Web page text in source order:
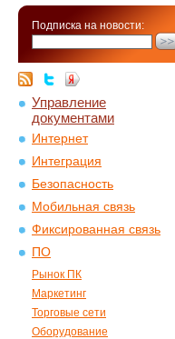
Подписка на новости:
Управление
документами
Интернет
Интеграция
Безопасность
Мобильная связь
Фиксированная связь
ПО
Рынок ПК
Маркетинг
Торговые сети
Оборудование